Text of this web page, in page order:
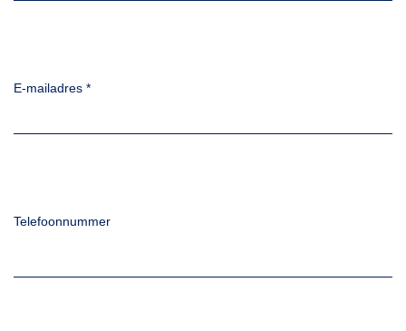
E-mailadres *
Telefoonnummer